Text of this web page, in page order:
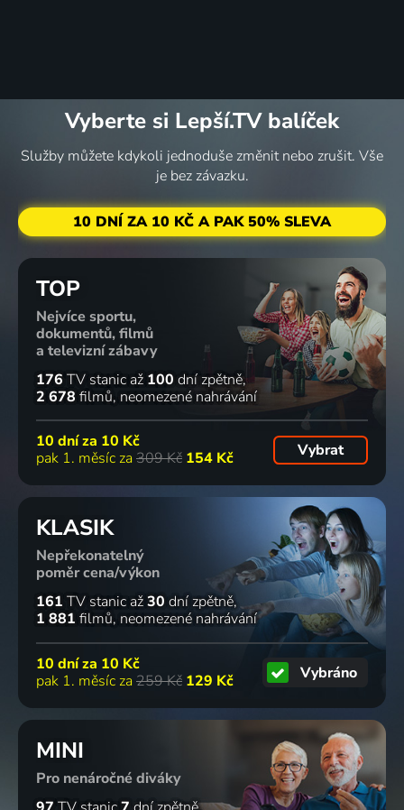
Vyberte si Lepší.TV balíček
Služby můžete kdykoli jednoduše změnit nebo zrušit. Vše
je bez závazku.
10 DNÍ ZA 10 KČ A PAK 50% SLEVA
TOP
Nejvíce sportu,
dokumentů, filmů
a televizní zábavy
176 TV stanic až 100 dní zpětně
2 678 filmů neomezené nahrávání
10 dní za 10 Kč
pak 1. měsíc za 309 Kč 154 Kč Vybrat
KLASIK
Nepřekonatelný
poměr cena/výkon
161 TV stanic až30 dní zpětně
1 881 filmů neomezené nahrávání
10 dní za 10 Kč
pak 1. měsíc za 259 Kč 129 Kč Vybráno
MINI
Pro nenáročné diváky